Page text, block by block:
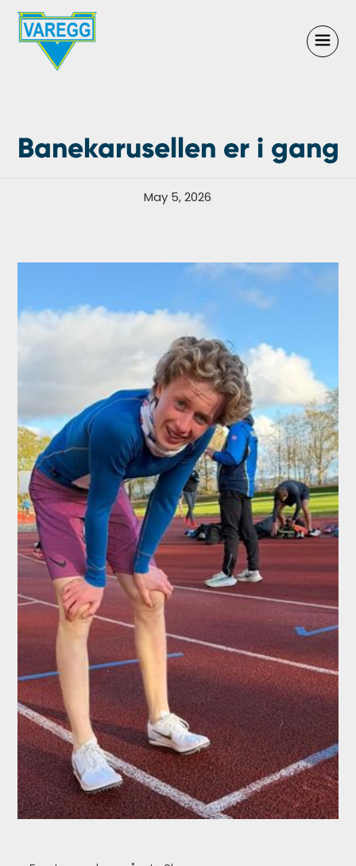
Banekarusellen er i gang
May 5, 2026